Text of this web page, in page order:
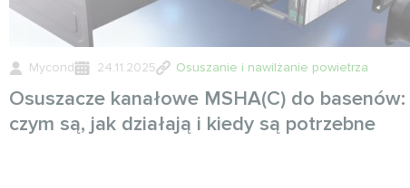
Mycond 24.11.2025 Osuszanie i nawilżanie powietrza
Osuszacze kanałowe MSHA(C) do basenów:
czym są, jak działają i kiedy są potrzebne